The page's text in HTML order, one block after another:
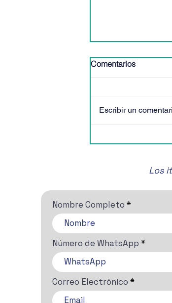
Comentarios
Escribir un
Los
Nombre Completo
Número de WhatsApp
Correo Electrónico